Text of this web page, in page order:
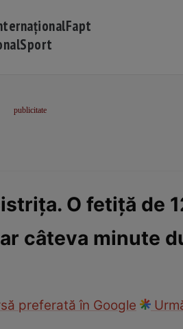
Fapt
Sport
O fetiță de
câteva minute
preferată în Google